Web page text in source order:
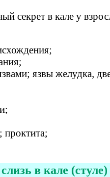
секрет в кале у
язвы желудка,
проктита;
в кале